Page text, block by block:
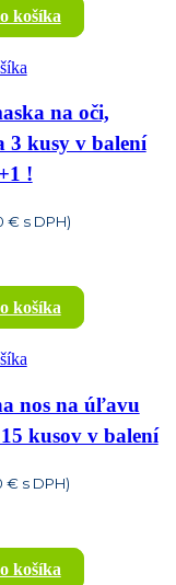
košíka
na oči,
3 kusy v balení
!
€ s DPH)
košíka
nos na úľavu
kusov v balení
€ s DPH)
košíka